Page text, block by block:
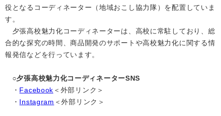
役となるコーディネーター（地域おこし協力隊）を配置していま
す。
夕張高校魅力化コーディネーターは、高校に常駐しており、総
合的な探究の時間、商品開発のサポートや高校魅力化に関する情
報発信などを行っています。
○夕張高校魅力化コーディネーターSNS
・ Facebook ＜外部リンク＞
・ Instagram ＜外部リンク＞